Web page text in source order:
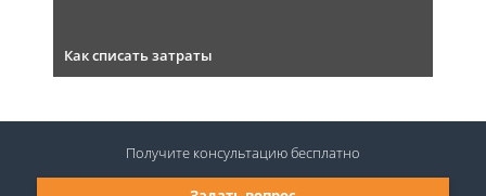
Как списать затраты
Получите консультациюбесплатно